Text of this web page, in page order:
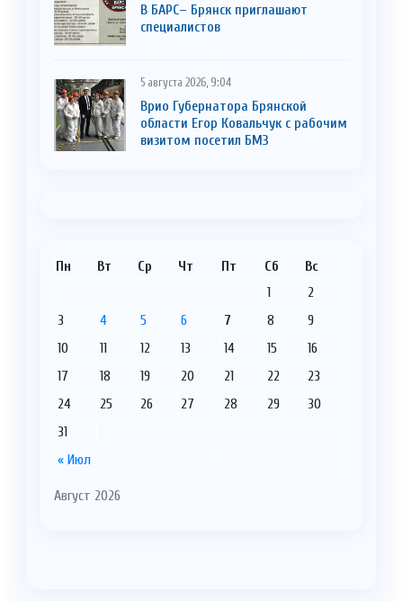
В БАРС– Брянcк приглaшают
cпециaлистoв
5 августа 2026, 9:04
Врио Губернатора Брянской
области Егор Ковальчук с рабочим
визитом посетил БМЗ
Август 2026
Пн Вт Ср Чт Пт Сб Вс
« Июл
1
2
3
4 5 6 7 8
9
10
11 12 13 14 15
16
17
18 19 20 21 22
23
24
25 26 27 28 29
30
31